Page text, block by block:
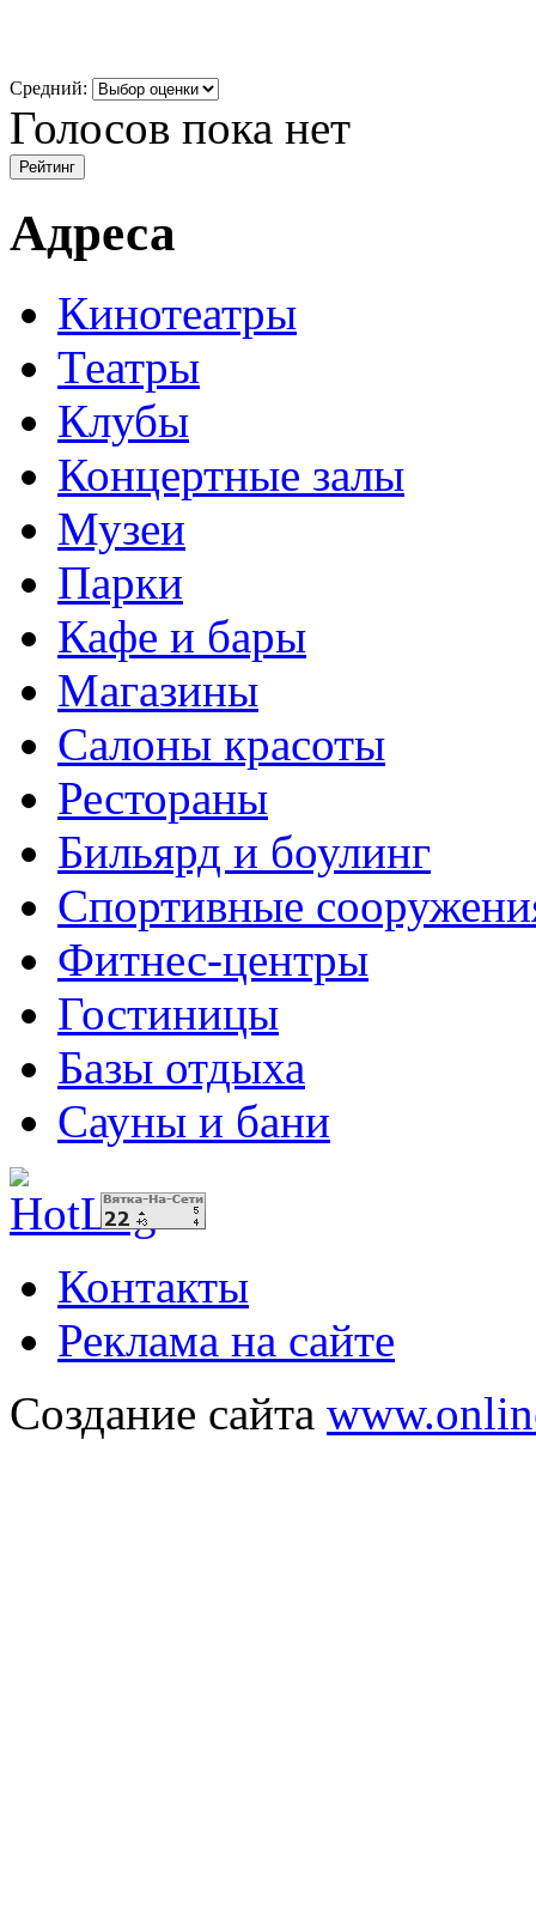
Средний:
Голосов пока нет
Адреса
Кинотеатры
Театры
Клубы
Концертные залы
Музеи
Парки
Кафе и бары
Магазины
Салоны красоты
Рестораны
Бильярд и боулинг
Спортивные
Фитнес-центры
Гостиницы
Базы отдыха
Сауны и бани
Контакты
Реклама на сайте
Создание сайта